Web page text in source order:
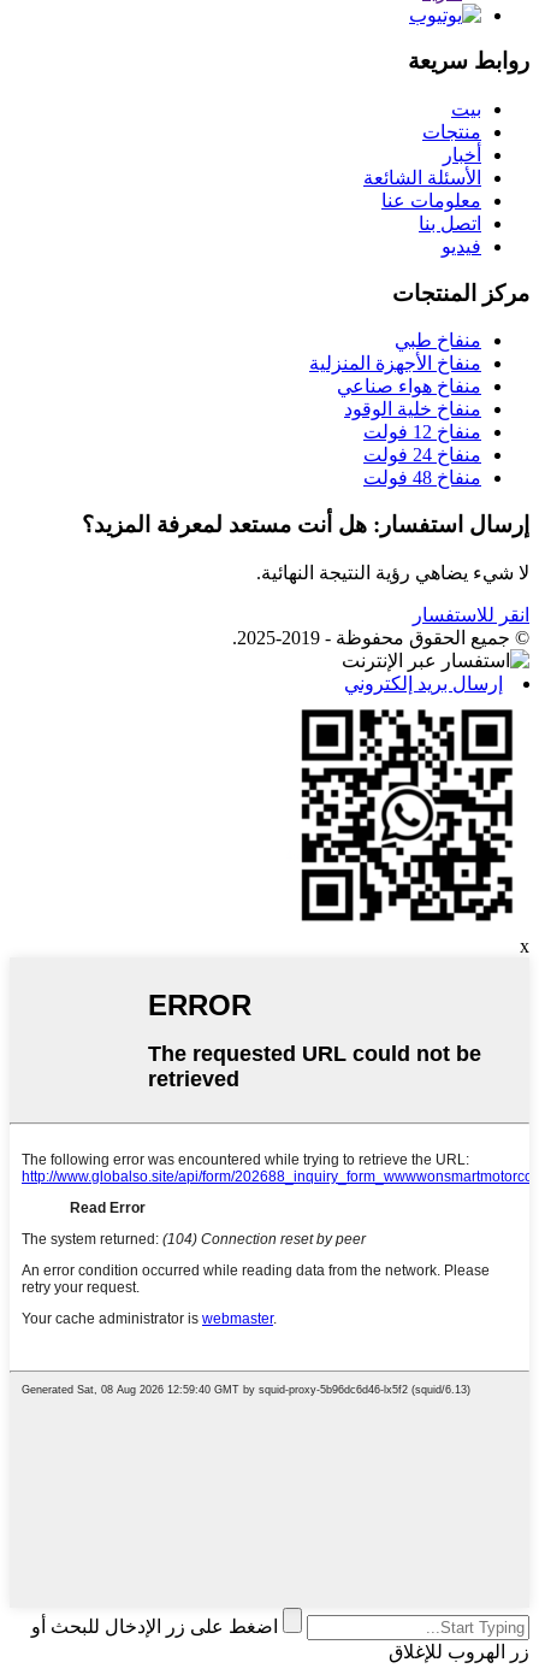
روابط سريعة
بيت
منتجات
أخبار
الأسئلة الشائعة
معلومات عنا
اتصل بنا
فيديو
مركز المنتجات
منفاخ طبي
منفاخ الأجهزة المنزلية
منفاخ هواء صناعي
منفاخ خلية الوقود
منفاخ 12 فولت
منفاخ 24 فولت
منفاخ 48 فولت
إرسال استفسار: هل أنت مستعد لمعرفة المزيد؟
لا شيء يضاهي رؤية النتيجة النهائية.
انقر للاستفسار
© جميع الحقوق محفوظة - 2019-2025.
إرسال بريد إلكتروني
x
اضغط على زر الإدخال للبحث أو
زر الهروب للإغلاق